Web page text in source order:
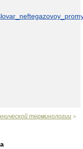
терминологии >